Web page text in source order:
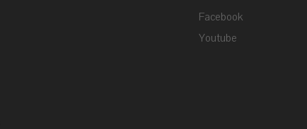
Facebook
Youtube